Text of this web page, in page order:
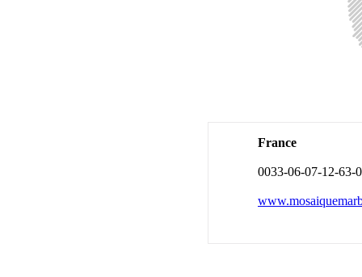
France
0033-06-07-12-63-